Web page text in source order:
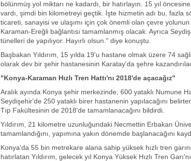
bölünmüş yol miktarı ne kadardı, bir hatırlayın. 15 yıl
vardı, şimdi bin kilometreyi geçtik. İşte hizmetin adı bu, fazla
ticareti, sanayisi ve ulaşımı için çok önemli olan çevre yolunun
Karaman-Ereğli bağlantısı tamamlanmış olacak. Ayrıca
tünelleri de yapılıyor. Hayırlı olsun." diye konuştu.
Başbakan Yıldırım, 15 yılda 19'u hastane olmak üzere 74
olarak dev bir şehir hastanesinin Karatay'da şehre
"Konya-Karaman Hızlı Tren Hattı'nı 2018'de açacağız"
Aralık ayında Konya şehir merkezinde, 600 yataklı Numune
Seydişehir'de 250 yataklı birer hastanenin yapılacağını
Tıp Fakültesinin de 2018'de tamamlanacağını bildirdi.
Yıldırım, 21 kilometre uzunluğundaki Necmettin Erbakan
tamamlandığını, yapımına yakın dönemde başlanacağını
Konya'da 55 bin metrekare alana sahip yüksek hızlı tren
hatırlatan Yıldırım, gelecek yıl Konya Yüksek Hızlı Tren